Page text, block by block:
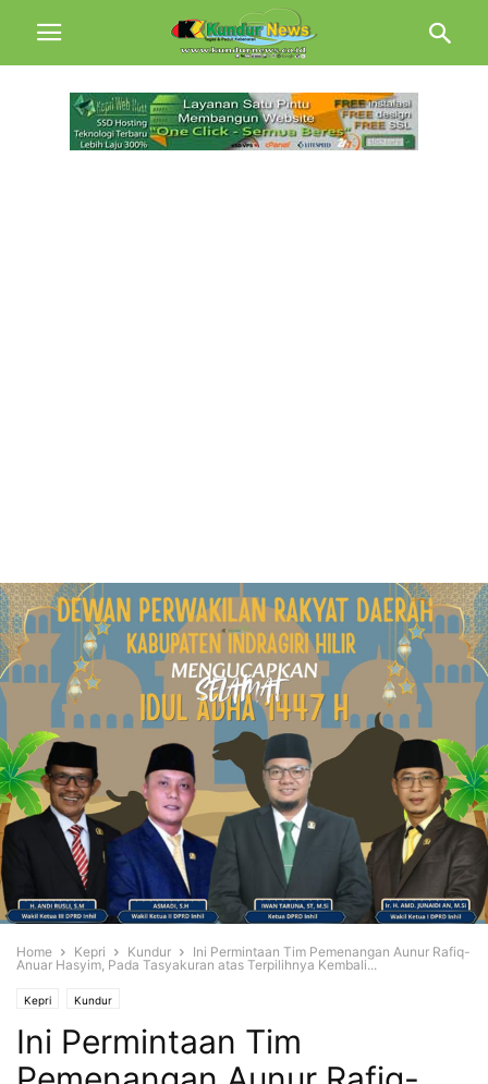
Home Kepri Kundur
Ini Permintaan Tim Pemenangan Aunur Rafiq-
Anuar Hasyim, Pada Tasyakuran atas Terpilihnya Kembali...
Kepri Kundur
Ini Permintaan Tim